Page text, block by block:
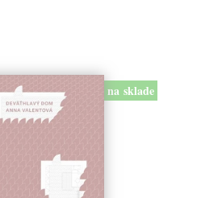
na sklade